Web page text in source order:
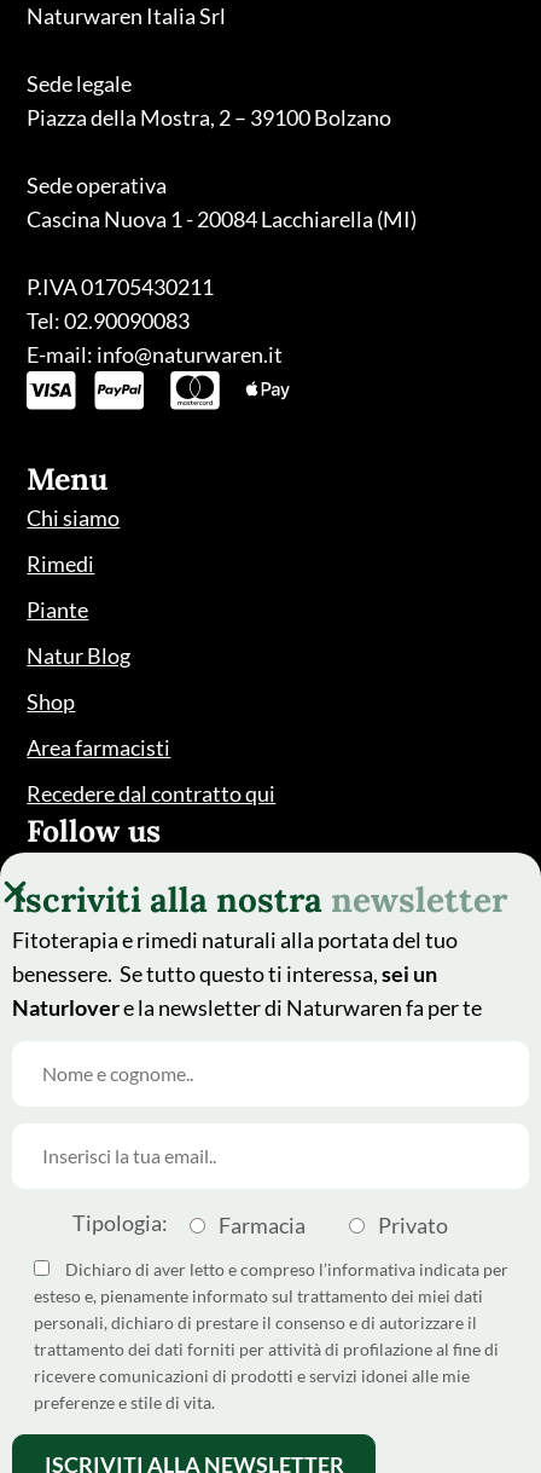
Naturwaren Italia Srl
Sede legale
Piazza della Mostra, 2 – 39100 Bolzano
Sede operativa
Cascina Nuova 1 - 20084 Lacchiarella (MI)
P.IVA 01705430211
Tel: 02.90090083
E-mail: info@naturwaren.it
Menu
Chi siamo
Rimedi
Piante
Natur Blog
Shop
Area farmacisti
Recedere dal contratto qui
Follow us
Made byArgoserv by
Sandhills Italy
Privacy PolicyandTerms of
Serviceapply.
Come differenziare i pack
Dichiarazione di Accessibilità
Privacy policy
Cookie policy
Iscriviti alla nostra newsletter
Fitoterapia e rimedi naturali alla portata del tuo
benessere. Se tutto questo ti interessa,sei un
Naturlovere la newsletter di Naturwaren fa per te
Tipologia: Farmacia Privato
Dichiaro di aver letto e compreso l’informativa indicata per
esteso e, pienamente informato sul trattamento dei miei dati
personali, dichiaro di prestare il consenso e di autorizzare il
trattamento dei dati forniti per attività di profilazione al fine di
ricevere comunicazioni di prodotti e servizi idonei alle mie
preferenze e stile di vita.